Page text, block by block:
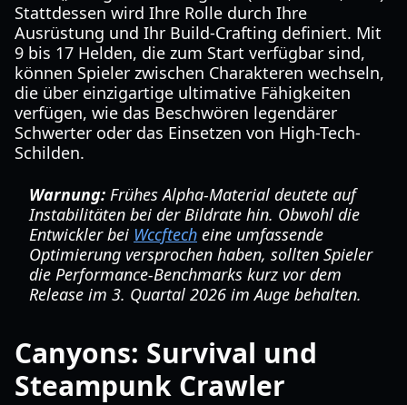
Stattdessen wird Ihre Rolle durch Ihre
Ausrüstung und Ihr Build-Crafting definiert. Mit
9 bis 17 Helden, die zum Start verfügbar sind,
können Spieler zwischen Charakteren wechseln,
die über einzigartige ultimative Fähigkeiten
verfügen, wie das Beschwören legendärer
Schwerter oder das Einsetzen von High-Tech-
Schilden.
Warnung: Frühes Alpha-Material deutete auf
Instabilitäten bei der Bildrate hin. Obwohl die
Entwickler bei Wccftech eine umfassende
Optimierung versprochen haben, sollten Spieler
die Performance-Benchmarks kurz vor dem
Release im 3. Quartal 2026 im Auge behalten.
Canyons: Survival und
Steampunk Crawler